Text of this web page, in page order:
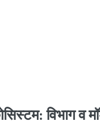
विभाग व